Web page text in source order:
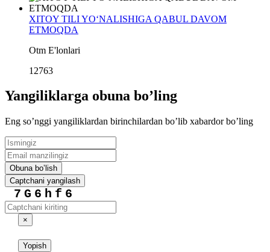
XITOY TILI YO‘NALISHIGA QABUL DAVOM
ETMOQDA
Otm E'lonlari
12763
Yangiliklarga obuna boʼling
Eng soʼnggi yangiliklardan birinchilardan boʼlib xabardor boʼling
Obuna boʼlish
Captchani yangilash
7G6hf6
×
Yopish